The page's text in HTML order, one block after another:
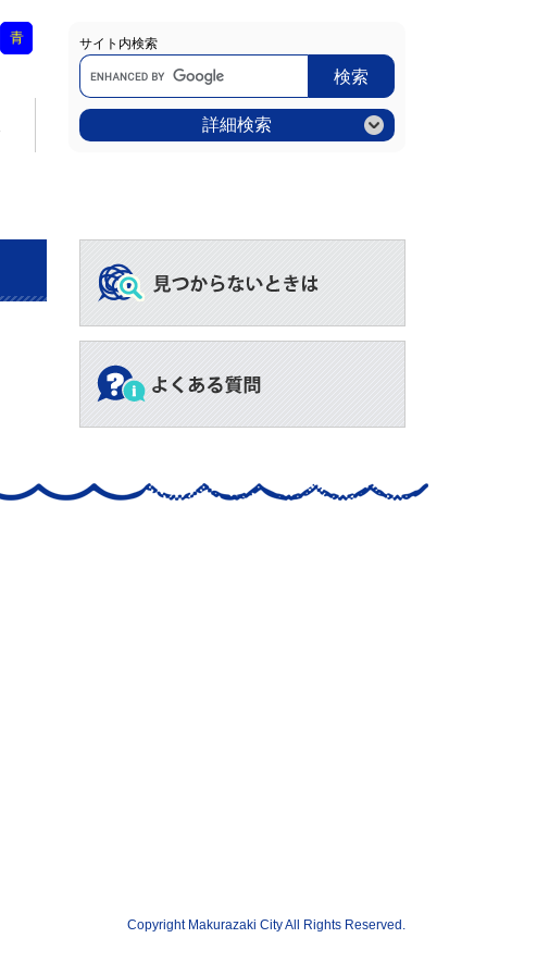
青 サイト内検索
Google
カ
ス
タ
ム
検
詳細検索
Copyright Makurazaki City All Rights Reserved.